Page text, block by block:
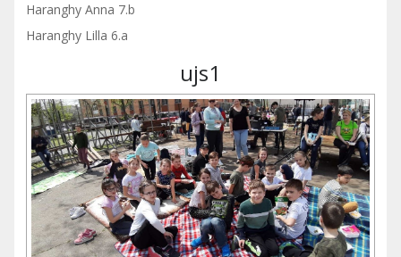
Haranghy Anna 7.b
Haranghy Lilla 6.a
ujs1